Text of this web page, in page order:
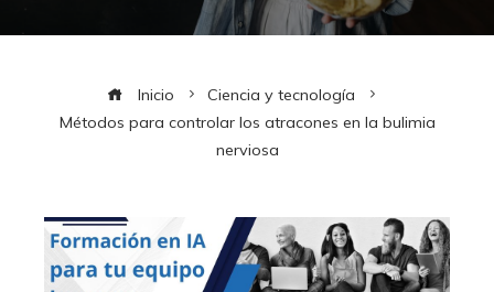
Inicio
Ciencia y tecnología
Métodos para controlar los atracones en la bulimia
nerviosa